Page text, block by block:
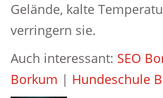
Gelände, kalte
verringern sie.
Auch interessant: SEO
Borkum | Hundeschule